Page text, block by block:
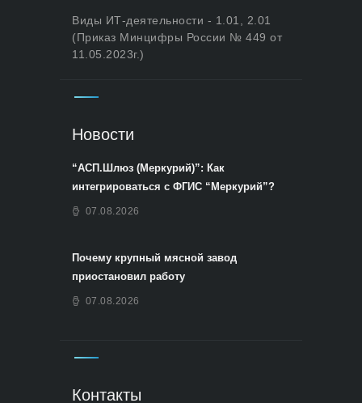
Виды ИТ-деятельности - 1.01, 2.01
(Приказ Минцифры России № 449 от
11.05.2023г.)
Новости
“АСП.Шлюз (Меркурий)”: Как
интегрироваться с ФГИС “Меркурий”?
07.08.2026
Почему крупный мясной завод
приостановил работу
07.08.2026
Контакты